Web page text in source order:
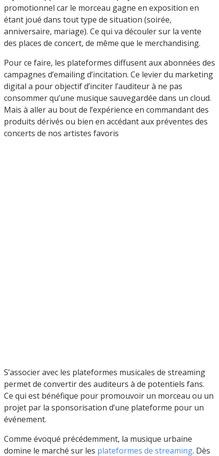
promotionnel car le morceau gagne en exposition en
étant joué dans tout type de situation (soirée,
anniversaire, mariage). Ce qui va découler sur la vente
des places de concert, de même que le merchandising.
Pour ce faire, les plateformes diffusent aux abonnées des
campagnes d’emailing d’incitation. Ce levier du marketing
digital a pour objectif d’inciter l’auditeur à ne pas
consommer qu’une musique sauvegardée dans un cloud.
Mais à aller au bout de l’expérience en commandant des
produits dérivés ou bien en accédant aux préventes des
concerts de nos artistes favoris
S’associer avec les plateformes musicales de streaming
permet de convertir des auditeurs à de potentiels fans.
Ce qui est bénéfique pour promouvoir un morceau ou un
projet par la sponsorisation d’une plateforme pour un
événement.
Comme évoqué précédemment, la musique urbaine
domine le marché sur les plateformes de streaming. Dès